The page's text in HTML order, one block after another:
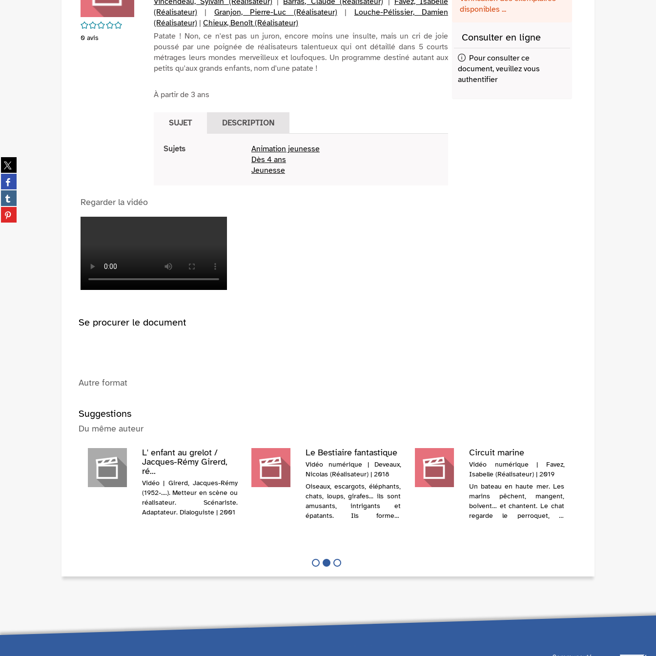
Partager
sur
twitter
(Nouvelle
fenêtre)
Partager
sur
facebook
(Nouvelle
fenêtre)
Partager
sur
tumblr
Partager
sur
/5
0 avis
(Réalisateur) | Granjon, Pierre-Luc (Réalisateur) | Louche-Pélissier, Damien
(Réalisateur) | Chieux, Benoît (Réalisateur)
Patate ! Non, ce n'est pas un juron, encore moins une insulte, mais un cri de joie
poussé par une poignée de réalisateurs talentueux qui ont détaillé dans 5 courts
métrages leurs mondes merveilleux et loufoques. Un programme destiné autant aux
petits qu'aux grands enfants, nom d'une patate !
À partir de 3 ans
SUJET DESCRIPTION
Sujets
Animation jeunesse
Dès 4 ans
Jeunesse
Regarder la vidéo
disponibles ...
Consulter en ligne
Pour consulter ce
document, veuillez vous
authentifier
Se procurer le document
Autre format
Suggestions
Du même auteur
Le Bestiaire fantastique
Vidéo numérique | Deveaux,
Nicolas (Réalisateur) | 2018
Oiseaux, escargots, éléphants,
chats, loups, girafes... ils sont
amusants, intrigants et
épatants. Ils forment
Circuit marine
Vidéo numérique | Favez,
Isabelle (Réalisateur) | 2019
Un bateau en haute mer. Les
marins pêchent, mangent,
boivent… et chantent. Le chat
regarde le perroquet, le
L' enfant au grelot /
Jacques-Rémy Girerd,
ré...
Vidéo | Girerd, Jacques-Rémy
(1952-....). Metteur en scène ou
réalisateur. Scénariste.
Adaptateur. Dialoguiste | 2001